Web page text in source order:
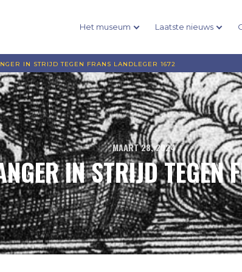
Het museum Laatste nieuws
IN STRIJD TEGEN FRANS LANDLEGER 1672
MAART 28, 2024
IN STRIJD TEGEN